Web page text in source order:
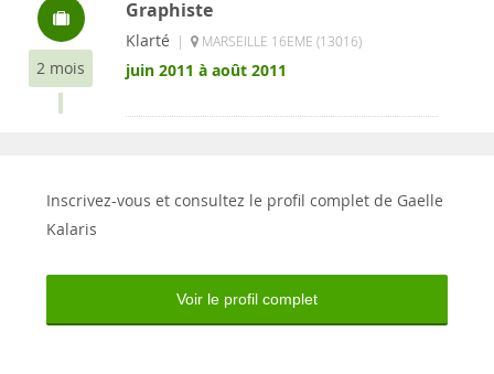
2 mois
Graphiste
Klarté | MARSEILLE 16EME (13016)
juin 2011 à août 2011
Inscrivez-vous et consultez le profil complet de Gaelle
Kalaris
Voir le profil complet